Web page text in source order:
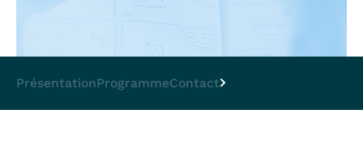
PrésentationProgrammeContact